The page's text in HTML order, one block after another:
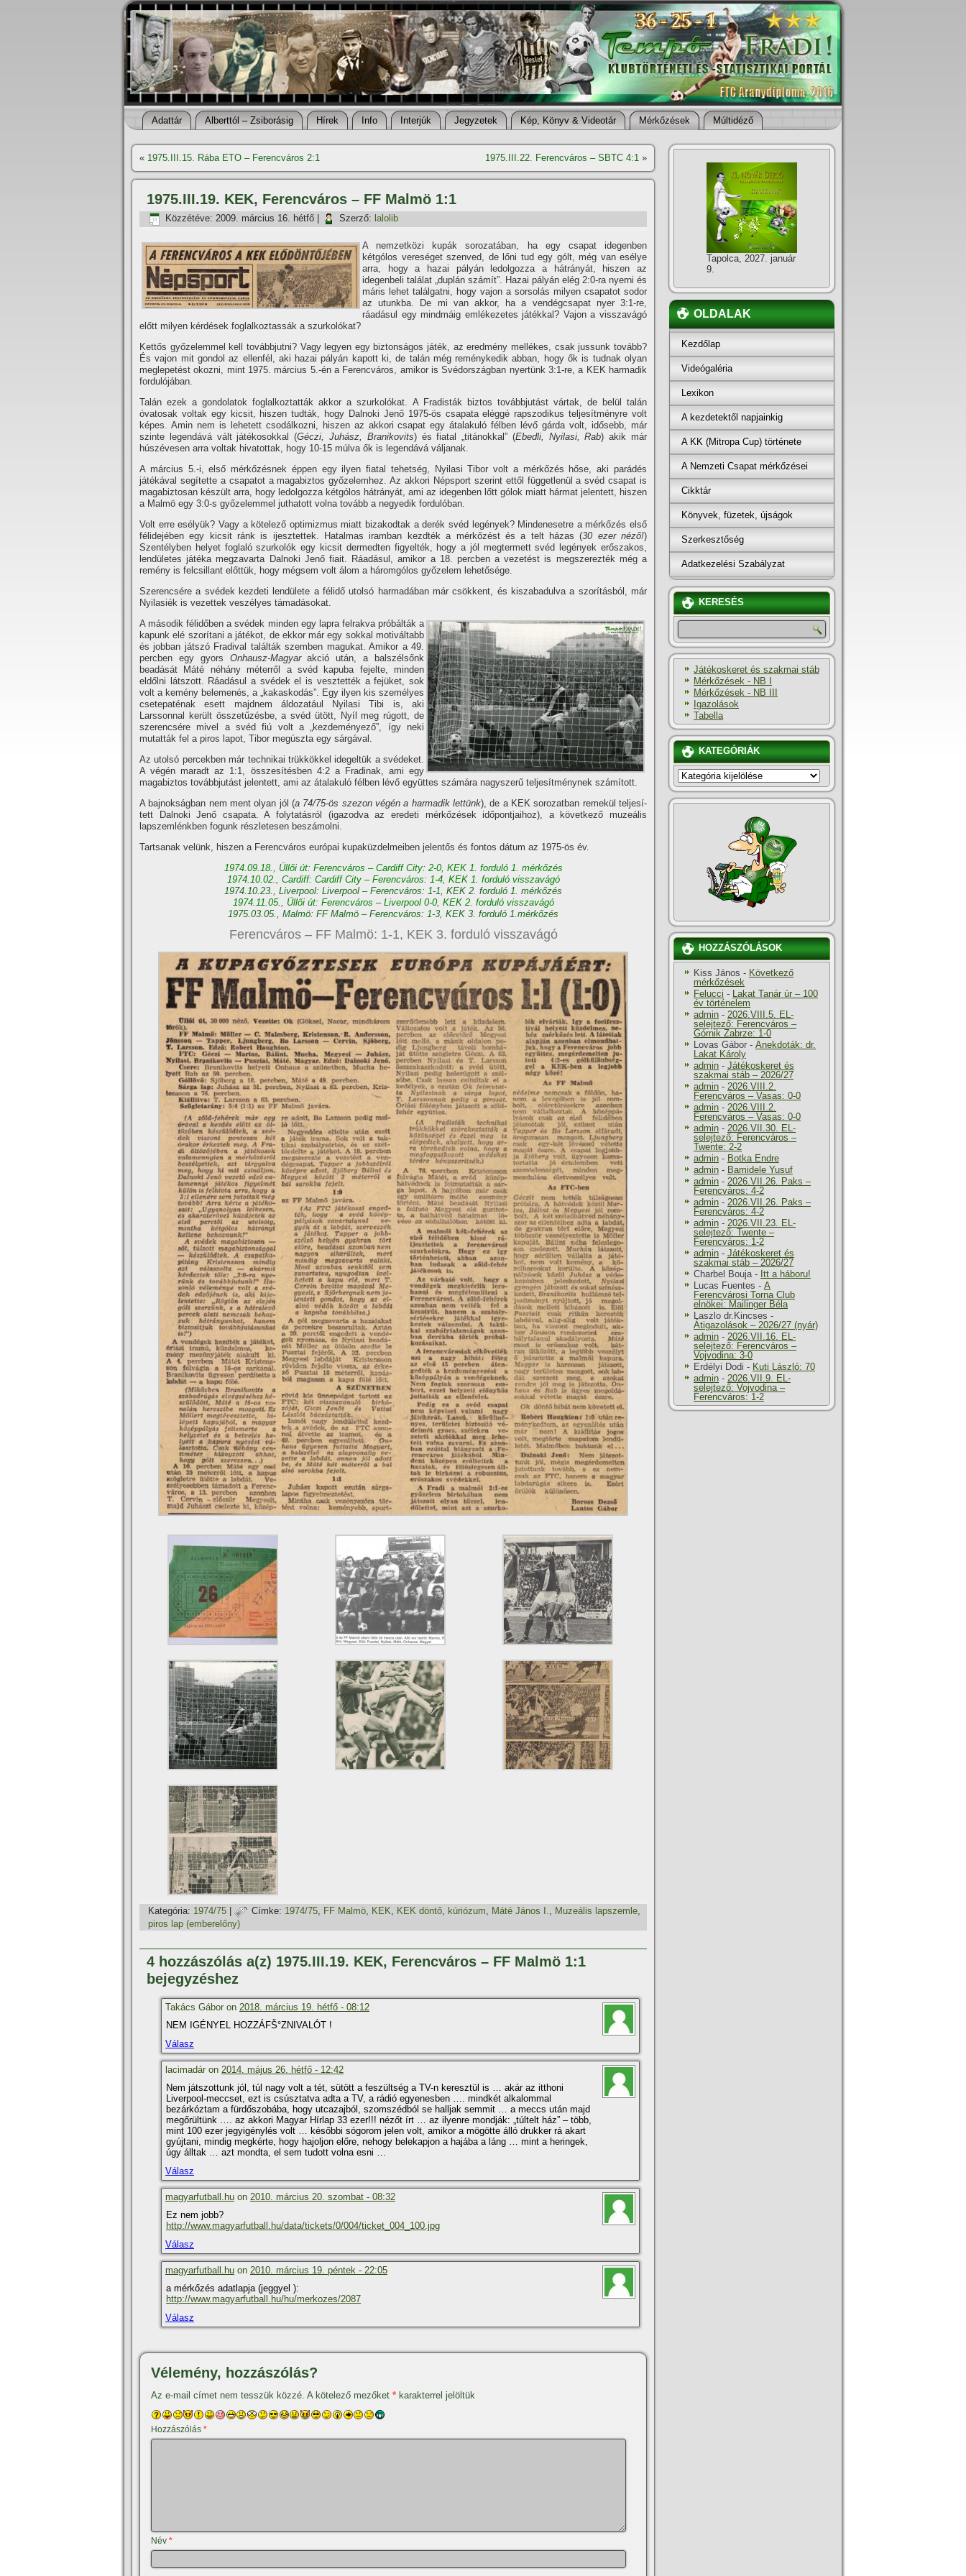
Adattár Alberttól – Zsiborásig Hí­rek Info Interjúk Jegyzetek Kép, Könyv & Videotár Mérkőzések Múltidéző
« 1975.III.15. Rába ETO – Ferencváros 2:1 1975.III.22. Ferencváros – SBTC 4:1 »
1975.III.19. KEK, Ferencváros – FF Malmö 1:1
Közzétéve: 2009. március 16. hétfő Szerző: lalolib
A nemzetközi kupák sorozatában, ha egy csapat idegenben
kétgólos vereséget szenved, de lőni tud egy gólt, még van esélye
arra, hogy a hazai pályán ledolgozza a hátrányát, hiszen az
idegenbeli találat „duplán számí­t”. Hazai pályán elég 2:0-ra nyerni és
máris lehet találgatni, hogy vajon a sorsolás milyen csapatot sodor
az utunkba. De mi van akkor, ha a vendégcsapat nyer 3:1-re,
ráadásul egy mindmáig emlékezetes játékkal? Vajon a visszavágó
előtt milyen kérdések foglalkoztassák a szurkolókat?
Kettős győzelemmel kell továbbjutni? Vagy legyen egy biztonságos játék, az eredmény mellékes, csak jussunk tovább?
És vajon mit gondol az ellenfél, aki hazai pályán kapott ki, de talán még reménykedik abban, hogy ők is tudnak olyan
meglepetést okozni, mint 1975. március 5.-én a Ferencváros, amikor is Svédországban nyertünk 3:1-re, a KEK harmadik
fordulójában.
Talán ezek a gondolatok foglalkoztatták akkor a szurkolókat. A Fradisták biztos továbbjutást vártak, de belül talán
óvatosak voltak egy kicsit, hiszen tudták, hogy Dalnoki Jenő 1975-ös csapata eléggé rapszodikus teljesí­tményre volt
képes. Amin nem is lehetett csodálkozni, hiszen az akkori csapat egy átalakuló félben lévő gárda volt, idősebb, már
szinte legendává vált játékosokkal (Géczi, Juhász, Branikovits) és fiatal „titánokkal” (Ebedli, Nyilasi, Rab) akik már
húszévesen arra voltak hivatottak, hogy 10-15 múlva ők is legendává váljanak.
A március 5.-i, első mérkőzésnek éppen egy ilyen fiatal tehetség, Nyilasi Tibor volt a mérkőzés hőse, aki parádés
játékával segí­tette a csapatot a magabiztos győzelemhez. Az akkori Népsport szerint ettől függetlenül a svéd csapat is
magabiztosan készült arra, hogy ledolgozza kétgólos hátrányát, ami az idegenben lőtt gólok miatt hármat jelentett, hiszen
a Malmö egy 3:0-s győzelemmel juthatott volna tovább a negyedik fordulóban.
Volt erre esélyük? Vagy a kötelező optimizmus miatt bizakodtak a derék svéd legények? Mindenesetre a mérkőzés első
félidejében egy kicsit ránk is ijesztettek. Hatalmas iramban kezdték a mérkőzést és a telt házas (30 ezer néző!)
Szentélyben helyet foglaló szurkolók egy kicsit dermedten figyelték, hogy a jól megtermett svéd legények erőszakos,
lendületes játéka megzavarta Dalnoki Jenő fiait. Ráadásul, amikor a 18. percben a vezetést is megszerezték még a
remény is felcsillant előttük, hogy mégsem volt álom a háromgólos győzelem lehetősége.
Szerencsére a svédek kezdeti lendülete a félidő utolsó harmadában már csökkent, és kiszabadulva a szorí­tásból, már
Nyilasiék is vezettek veszélyes támadásokat.
A második félidőben a svédek minden egy lapra felrakva próbálták a
kapunk elé szorí­tani a játékot, de ekkor már egy sokkal motiváltabb
és jobban játszó Fradival találták szemben magukat. Amikor a 49.
percben egy gyors Onhausz-Magyarakció után, a balszélsőnk
beadását Máté néhány méterről a svéd kapuba fejelte, minden
eldőlni látszott. Ráadásul a svédek el is vesztették a fejüket, sok
volt a kemény belemenés, a „kakaskodás”. Egy ilyen kis személyes
csetepaténak esett majdnem áldozatául Nyilasi Tibi is, aki
Larssonnal került összetűzésbe, a svéd ütött, Nyí­l meg rúgott, de
szerencsére mivel a svéd fiú volt a „kezdeményező”, í­gy neki
mutatták fel a piros lapot, Tibor megúszta egy sárgával.
Az utolsó percekben már technikai trükkökkel idegeltük a svédeket.
A végén maradt az 1:1, összesí­tésben 4:2 a Fradinak, ami egy
magabiztos továbbjutást jelentett, ami az átalakuló félben lévő együttes számára nagyszerű teljesí­tménynek számí­tott.
A bajnokságban nem ment olyan jól (a 74/75-ös szezon végén a harmadik lettünk), de a KEK sorozatban remekül teljesí­
tett Dalnoki Jenő csapata. A folytatásról (igazodva az eredeti mérkőzések időpontjaihoz), a következő muzeális
lapszemlénkben fogunk részletesen beszámolni.
Tartsanak velünk, hiszen a Ferencváros európai kupaküzdelmeiben jelentős és fontos dátum az 1975-ös év.
1974.09.18., Üllői út: Ferencváros – Cardiff City: 2-0, KEK 1. forduló 1. mérkőzés
1974.10.02., Cardiff: Cardiff City – Ferencváros: 1-4, KEK 1. forduló visszavágó
1974.10.23., Liverpool: Liverpool – Ferencváros: 1-1, KEK 2. forduló 1. mérkőzés
1974.11.05., Üllői út: Ferencváros – Liverpool 0-0, KEK 2. forduló visszavágó
1975.03.05., Malmö: FF Malmö – Ferencváros: 1-3, KEK 3. forduló 1.mérkőzés
Ferencváros – FF Malmö: 1-1, KEK 3. forduló visszavágó
Kategória: 1974/75 Címke: 1974/75, FF Malmö, KEK, KEK döntő, kúriózum, Máté János I., Muzeális lapszemle,
piros lap (emberelőny)
4 hozzászólás a(z) 1975.III.19. KEK, Ferencváros – FF Malmö 1:1
bejegyzéshez
Takács Gábor on 2018. március 19. hétfő - 08:12
NEM IGÉNYEL HOZZÁFŠ°ZNIVALÓT !
Válasz
lacimadár on 2014. május 26. hétfő - 12:42
Nem játszottunk jól, túl nagy volt a tét, sütött a feszültség a TV-n keresztül is … akár az itthoni
Liverpool-meccset, ezt is csúsztatva adta a TV, a rádió egyenesben …. mindkét alkalommal
bezárkóztam a fürdőszobába, hogy utcazajból, szomszédból se halljak semmit … a meccs után majd
megőrültünk …. az akkori Magyar Hí­rlap 33 ezer!!! nézőt í­rt … az ilyenre mondják: „túltelt ház” – több,
mint 100 ezer jegyigénylés volt … későbbi sógorom jelen volt, amikor a mögötte álló drukker rá akart
gyújtani, mindig megkérte, hogy hajoljon előre, nehogy belekapjon a hajába a láng … mint a heringek,
úgy álltak … azt mondta, el sem tudott volna esni …
Válasz
magyarfutball.hu on 2010. március 20. szombat - 08:32
Ez nem jobb?
http://www.magyarfutball.hu/data/tickets/0/004/ticket_004_100.jpg
Válasz
magyarfutball.hu on 2010. március 19. péntek - 22:05
a mérkőzés adatlapja (jeggyel ):
http://www.magyarfutball.hu/hu/merkozes/2087
Válasz
Vélemény, hozzászólás?
Az e-mail címet nem tesszük közzé. A kötelező mezőket * karakterrel jelöltük
Hozzászólás *
Név *
Tapolca, 2027. január
9.
OLDALAK
Kezdőlap
Videógaléria
Lexikon
A kezdetektől napjainkig
A KK (Mitropa Cup) története
A Nemzeti Csapat mérkőzései
Cikktár
Könyvek, füzetek, újságok
Szerkesztőség
Adatkezelési Szabályzat
KERESÉS
Játékoskeret és szakmai stáb
Mérkőzések - NB I
Mérkőzések - NB III
Igazolások
Tabella
KATEGÓRIÁK
KATEGÓRIÁK
HOZZÁSZÓLÁSOK
Kiss János - Következő
mérkőzések
Felucci - Lakat Tanár úr – 100
év történelem
admin - 2026.VIII.5. EL-
selejtező: Ferencváros –
Górnik Zabrze: 1-0
Lovas Gábor - Anekdoták: dr.
Lakat Károly
admin - Játékoskeret és
szakmai stáb – 2026/27
admin - 2026.VIII.2.
Ferencváros – Vasas: 0-0
admin - 2026.VIII.2.
Ferencváros – Vasas: 0-0
admin - 2026.VII.30. EL-
selejtező: Ferencváros –
Twente: 2-2
admin - Botka Endre
admin - Bamidele Yusuf
admin - 2026.VII.26. Paks –
Ferencváros: 4-2
admin - 2026.VII.26. Paks –
Ferencváros: 4-2
admin - 2026.VII.23. EL-
selejtező: Twente –
Ferencváros: 1-2
admin - Játékoskeret és
szakmai stáb – 2026/27
Charbel Bouja- Itt a háboru!
Lucas Fuentes - A
Ferencvárosi Torna Club
elnökei: Mailinger Béla
Laszlo dr.Kincses -
Átigazolások – 2026/27 (nyár)
admin - 2026.VII.16. EL-
selejtező: Ferencváros –
Vojvodina: 3-0
Erdélyi Dodi - Kuti László: 70
admin - 2026.VII.9. EL-
selejtező: Vojvodina –
Ferencváros: 1-2